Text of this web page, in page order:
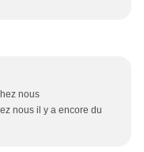
nous
nous il y a encore du